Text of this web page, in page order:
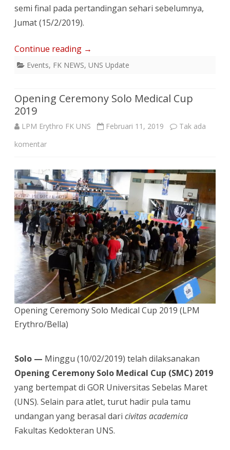
semi final pada pertandingan sehari sebelumnya,
Jumat (15/2/2019).
Continue reading →
Events, FK NEWS, UNS Update
Opening Ceremony Solo Medical Cup
2019
LPM Erythro FK UNS Februari 11, 2019
Tak ada
komentarpada
Ceremony
Solo
Medical
Cup
2019
Opening Ceremony Solo Medical Cup 2019 (LPM
Erythro/Bella)
Solo — Minggu (10/02/2019) telah dilaksanakan
Opening Ceremony Solo Medical Cup (SMC) 2019
yang bertempat di GOR Universitas Sebelas Maret
(UNS). Selain para atlet, turut hadir pula tamu
undangan yang berasal dari civitas academica
Fakultas Kedokteran UNS.